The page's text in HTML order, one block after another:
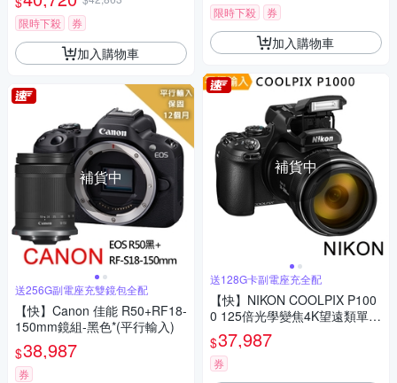
限時下殺
券
加入購物車
補貨中
送256G副電座充雙鏡包全配
【快】Canon 佳能 R50+RF18-
150mm鏡組-黑色*(平行輸入)
$38,987
券
限時下殺
券
加入購物車
補貨中
送128G卡副電座充全配
【快】NIKON COOLPIX P100
0 125倍光學變焦4K望遠類單眼
*(中文平輸)
$37,987
券